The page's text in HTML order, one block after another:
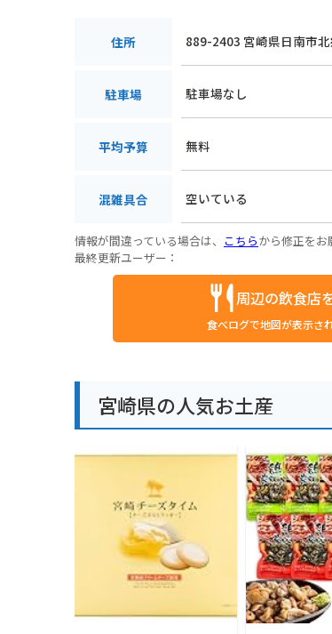
住所 889-2403 宮崎県日南市
駐車場 駐車場なし
平均予算 無料
混雑具合 空いている
情報が間違っている場合は、 こちらから修正をお
最終更新ユーザー：
周辺の飲食店
食べログで地図が表示され
宮崎県の人気お土産